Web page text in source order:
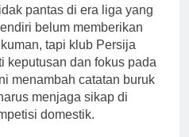
pantas di era liga yang
belum memberikan
tapi klub Persija
keputusan dan fokus pada
menambah catatan buruk
menjaga sikap di
domestik.